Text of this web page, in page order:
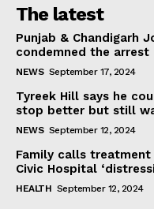
The latest
Punjab & Chandigarh
condemned the arrest
NEWS September 17, 2024
Tyreek Hill says he
stop better but still
NEWS September 12, 2024
Family calls
Civic Hospital
HEALTH September 12, 2024